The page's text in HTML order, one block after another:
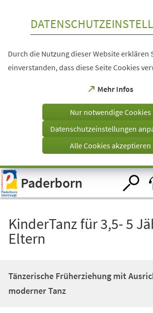
Visuelle
Assistenzsoftware
öffnen.
Durch die Nutzung dieser Website erklären
einverstanden, dass diese Seite Cookies
Mehr Infos
(Öffnet
einem
Tab)
Nur notwendige Cookies
Datenschutzeinstellungen
Alle Cookies akzeptieren
Paderborn
KinderTanz für 3,5- 5
Eltern
Tänzerische Früherziehung mit
moderner Tanz